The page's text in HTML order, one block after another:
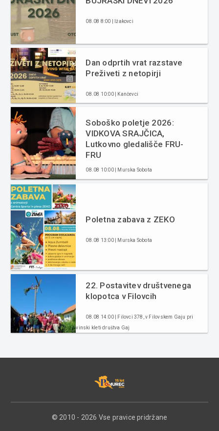
08.08 8:00 | Ižakovci
Dan odprtih vrat razstave
Preživeti z netopirji
08.08 10:00 | Kančevci
Soboško poletje 2026:
VIDKOVA SRAJČICA,
Lutkovno gledališče FRU-
FRU
08.08 10:00 | Murska Sobota
Poletna zabava z ZEKO
08.08 13:00 | Murska Sobota
22. Postavitev društvenega
klopotca v Filovcih
08.08 14:00 | Filovci 378, v Filovskem Gaju pri
vinski kleti društva Gaj
© 2010 - 2026 Vse pravice pridržane